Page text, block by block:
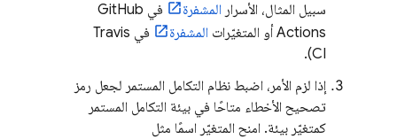
سبيل المثال، الأسرار المشفرة
في GitHub
Actions أو المتغيّرات
المشفرة
في Travis
CI).
إذا لزم الأمر، اضبط نظام التكامل المستمر لجعل رمز
تصحيح الأخطاء متاحًا في بيئة التكامل المستمر
كمتغيّر بيئة. امنح المتغيّر اسمًا مثل